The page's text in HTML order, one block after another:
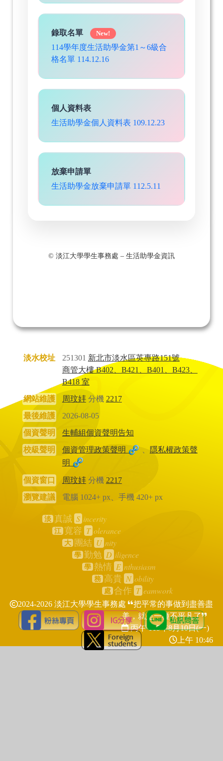
錄取名單 New!
114學年度生活助學金第1～6級合
格名單 114.12.16
個人資料表
生活助學金個人資料表 109.12.23
放棄申請單
生活助學金放棄申請單 112.5.11
© 淡江大學學生事務處 – 生活助學金資訊
淡水校址 251301 新北市淡水區英專路151號
商管大樓 B402、B421、B401、B423、
B418 室
網站維護
周玟妦分機 2217
最後維護
2026-08-05
個資聲明
生輔組個資聲明告知
校級聲明
個資管理政策聲明 、
隱私權政策聲
明
個資窗口 周玟妦分機 2217
瀏覽建議
電腦 1024+ px、手機 420+ px
淡 真誠 S incerity
江 寬容 T olerance
大 團結 U nity
學 勤勉 D iligence
學 熱情 E nthusiasm
務 高貴 N obility
處 合作 T eamwork
2024-2026 淡江大學學生事務處
把平常的事做到盡善盡
美，就是一種不平凡了
丙午 115年8月10日(一)
上午 10:46